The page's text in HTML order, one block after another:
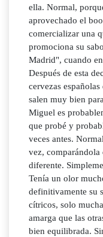
ella. Normal,
aprovechado el
comercializar una
promociona su
Madrid", cuando
Después de esta
cervezas
salen muy bien
Miguel es
que probé y
veces antes.
vez, comparándola
diferente.
Tenía un olor
definitivamente su
cítricos, solo
amarga que las
bien equilibrada.